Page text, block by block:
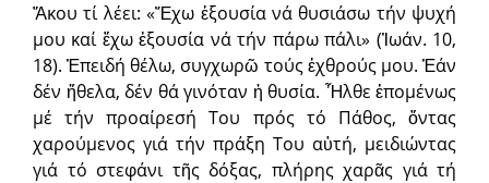
Ἄκου τί λέει: «Ἔχω ἐξουσία νά θυσιάσω τήν ψυχή
μου καί ἔχω ἐξουσία νά τήν πάρω πάλι» (Ἰωάν. 10,
18). Ἐπειδή θέλω, συγχωρῶ τούς ἐχθρούς μου. Ἐάν
δέν ἤθελα, δέν θά γινόταν ἡ θυσία. Ἦλθε ἑπομένως
μέ τήν προαίρεσή Του πρός τό Πάθος, ὄντας
χαρούμενος γιά τήν πράξη Του αὐτή, μειδιώντας
γιά τό στεφάνι τῆς δόξας, πλήρης χαρᾶς γιά τή